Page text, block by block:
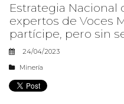
Estrategia Nacional
expertos de Voces
partícipe, pero sin
24/04/2023
Minería